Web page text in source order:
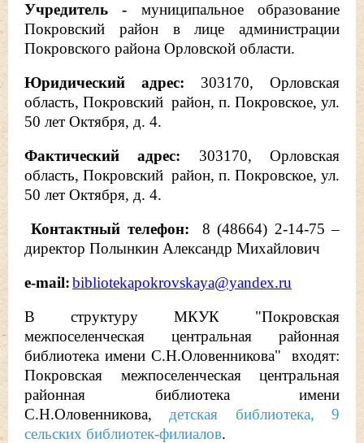
Учредитель - муниципальное образование
Покровский район в лице администрации
Покровского района Орловской области.
Юридический адрес: 303170, Орловская
область, Покровский район, п. Покровское, ул.
50 лет Октября, д. 4.
Фактический адрес: 303170, Орловская
область, Покровский район, п. Покровское, ул.
50 лет Октября, д. 4.
Контактный телефон: 8 (48664) 2-14-75 –
директор Полынкин Александр Михайлович
e-mail:bibliotekapokrovskaya@yandex.ru
В структуру МКУК "Покровская
межпоселенческая центральная районная
библиотека имени С.Н.Оловенникова" входят:
Покровская межпоселенческая центральная
районная библиотека имени
С.Н.Оловенникова, детская библиотека, 9
сельских библиотек-филиалов.